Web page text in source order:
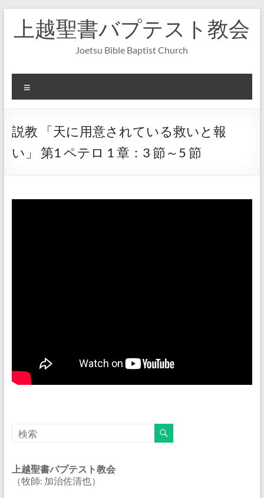
へ
上越聖書バプテスト教会
Joetsu Bible Baptist Church
ニ
ー
説教 「天に用意されている救いと報
い」 第1 ペテロ 1 章：3 節～5 節
上越聖書バプテスト教会
（牧師: 加治佐清也）